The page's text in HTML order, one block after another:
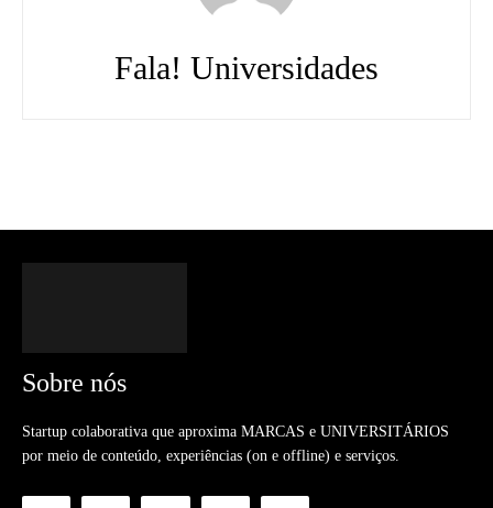
Fala! Universidades
Sobre nós
Startup colaborativa que aproxima MARCAS e UNIVERSITÁRIOS
por meio de conteúdo, experiências (on e offline) e serviços.